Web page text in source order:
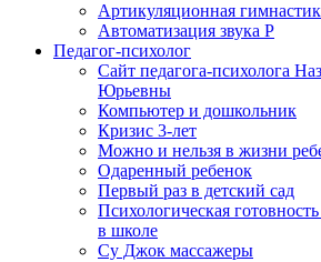
Артикуляционная
Автоматизация звука Р
Педагог-психолог
Сайт педагога-психолога
Юрьевны
Компьютер и дошкольник
Кризис 3-лет
Можно и нельзя в жизни
Одаренный ребенок
Первый раз в детский сад
Психологическая
в школе
Су Джок массажеры